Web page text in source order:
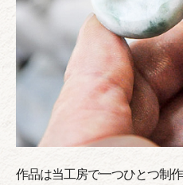
作品は当工房で一つひとつ制